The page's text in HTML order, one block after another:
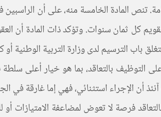
تنص المادة الخامسة منه، على أن
كل ثمان سنوات. وتؤكد ذات المادة أن
باب الترسيم لدى وزارة التربية الوطنية أو
التوظيف بالتعاقد، بما هو خيار أعلى
أن الإجراء استثنائي، فهي إما غارقة
فرصة لا تعوض لمضاعفة الامتيازات